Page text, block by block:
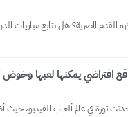
المصرية؟ هل تتابع مباريات
ثورة في عالم ألعاب الفيديو،